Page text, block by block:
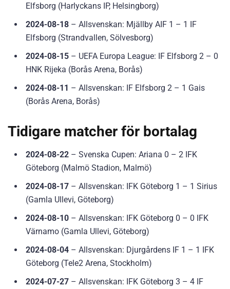
Elfsborg (Harlyckans IP, Helsingborg)
2024-08-18 – Allsvenskan: Mjällby AIF 1 – 1 IF
Elfsborg (Strandvallen, Sölvesborg)
2024-08-15 – UEFA Europa League: IF Elfsborg 2 – 0
HNK Rijeka (Borås Arena, Borås)
2024-08-11 – Allsvenskan: IF Elfsborg 2 – 1 Gais
(Borås Arena, Borås)
Tidigare matcher för bortalag
2024-08-22 – Svenska Cupen: Ariana 0 – 2 IFK
Göteborg (Malmö Stadion, Malmö)
2024-08-17 – Allsvenskan: IFK Göteborg 1 – 1 Sirius
(Gamla Ullevi, Göteborg)
2024-08-10 – Allsvenskan: IFK Göteborg 0 – 0 IFK
Värnamo (Gamla Ullevi, Göteborg)
2024-08-04 – Allsvenskan: Djurgårdens IF 1 – 1 IFK
Göteborg (Tele2 Arena, Stockholm)
2024-07-27 – Allsvenskan: IFK Göteborg 3 – 4 IF